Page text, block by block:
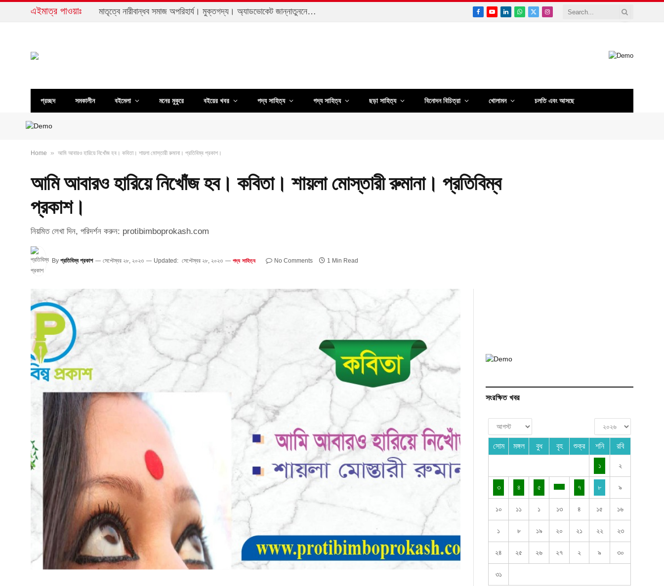
এইমাত্র পাওয়াঃ মাতৃত্বে নারীবান্ধব সমাজ অপরিহার্য। মুক্তগদ্য। অ্যাডভোকেট জান্নাতুননেছা তমা Facebook
YouTubeLinkedInWhatsApp
X
Instagram
প্রচ্ছদ সমকালীন বইমেলা মনের মুকুরে বইয়ের খবর পদ্য সাহিত্য গদ্য সাহিত্য ছড়া সাহিত্য বিনোদন বিচিত্রা খোলামন চলতি এবং আসছে
Home » আমি আবারও হারিয়ে নিখোঁজ হব। কবিতা। শায়লা মোস্তারী রুমানা। প্রতিবিম্ব প্রকাশ।
আমি আবারও হারিয়ে নিখোঁজ হব। কবিতা। শায়লা মোস্তারী রুমানা। প্রতিবিম্ব
প্রকাশ।
নিয়মিত লেখা দিন, পরিদর্শন করুন: protibimboprokash.com
By প্রতিবিম্ব প্রকাশ সেপ্টেম্বর ২৮, ২০২৩ Updated: সেপ্টেম্বর ২৮, ২০২৩ পদ্য সাহিত্য No Comments 1 Min Read
সংরক্ষিত খবর
সোম মঙ্গল বুধ বৃহ শুক্র শনি রবি
১ ২
৩ ৪ ৫ ৭ ৮ ৯
১০ ১১ ১ ১৩ ৪ ১৫ ১৬
১ ৮ ১৯ ২০ ২১ ২২ ২৩
২৪ ২৫ ২৬ ২৭ ২ ৯ ৩০
৩১